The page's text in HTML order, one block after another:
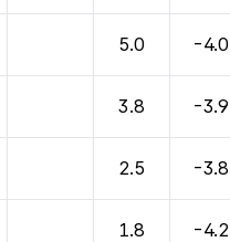
5.0 -4.0
3.8 -3.9
2.5 -3.8
1.8 -4.2